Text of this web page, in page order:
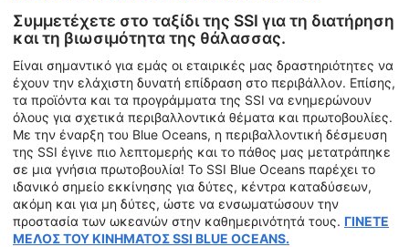
Συμμετέχετε στο ταξίδι της SSI για τη διατήρηση
και τη βιωσιμότητα της θάλασσας.
Είναι σημαντικό για εμάς οι εταιρικές μας δραστηριότητες να
έχουν την ελάχιστη δυνατή επίδραση στο περιβάλλον. Επίσης,
τα προϊόντα και τα προγράμματα της SSI να ενημερώνουν
όλους για σχετικά περιβαλλοντικά θέματα και πρωτοβουλίες.
Με την έναρξη του Blue Oceans, η περιβαλλοντική δέσμευση
της SSI έγινε πιο λεπτομερής και το πάθος μας μετατράπηκε
σε μια γνήσια πρωτοβουλία! Το SSI Blue Oceans παρέχει το
ιδανικό σημείο εκκίνησης για δύτες, κέντρα καταδύσεων,
ακόμη και για μη δύτες, ώστε να ενσωματώσουν την
προστασία των ωκεανών στην καθημερινότητά τους. ΓΙΝΕΤΕ
ΜΕΛΟΣ ΤΟΥ ΚΙΝΗΜΑΤΟΣ SSI BLUE OCEANS.